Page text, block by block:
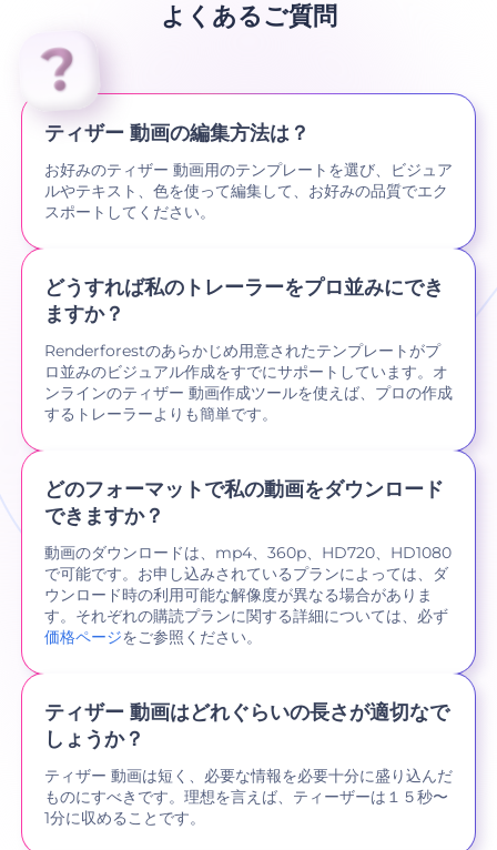
よくあるご質問
ティザー 動画の編集方法は？
お好みのティザー 動画用のテンプレートを選び、ビジュア
ルやテキスト、色を使って編集して、お好みの品質でエク
スポートしてください。
どうすれば私のトレーラーをプロ並みにでき
ますか？
Renderforestのあらかじめ用意されたテンプレートがプ
ロ並みのビジュアル作成をすでにサポートしています。オ
ンラインのティザー 動画作成ツールを使えば、プロの作成
するトレーラーよりも簡単です。
どのフォーマットで私の動画をダウンロード
できますか？
動画のダウンロードは、mp4、360p、HD720、HD1080
で可能です。お申し込みされているプランによっては、ダ
ウンロード時の利用可能な解像度が異なる場合がありま
す。それぞれの購読プランに関する詳細については、必ず
価格ページをご参照ください。
ティザー 動画はどれぐらいの長さが適切なで
しょうか？
ティザー 動画は短く、必要な情報を必要十分に盛り込んだ
ものにすべきです。理想を言えば、ティーザーは１５秒〜
1分に収めることです。